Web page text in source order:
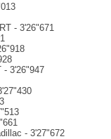
- 3'26"671
- 3'26"947
- 3'27"672